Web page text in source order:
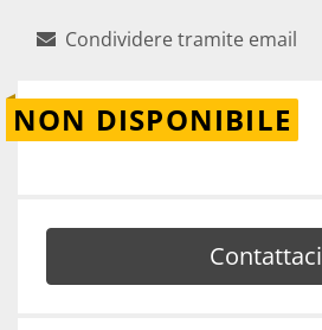
Condividere tramite email
NON DISPONIBILE
Contattaci